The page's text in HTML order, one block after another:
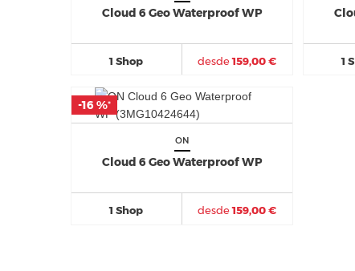
Cloud 6 Geo Waterproof WP
1 Shop desde159,00 € 1
ON
Cloud 6 Geo Waterproof WP
1 Shop desde159,00 €
-16 %*
-16 %*